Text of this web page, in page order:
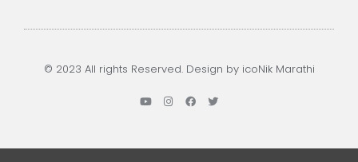
© 2023 All rights Reserved. Design by icoNik Marathi